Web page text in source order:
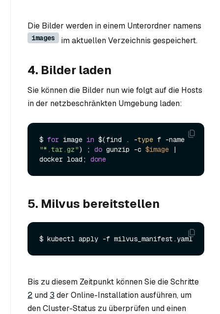
Die Bilder werden in einem Unterordner namens
images im aktuellen Verzeichnis gespeichert.
4. Bilder laden
Sie können die Bilder nun wie folgt auf die Hosts
in der netzbeschränkten Umgebung laden:
$ for image in $(find . -type
f -name
"*.tar.gz") ; do gunzip -c $image |
docker load; done
5. Milvus bereitstellen
Bis zu diesem Zeitpunkt können Sie die Schritte
2 und 3 der Online-Installation ausführen, um
den Cluster-Status zu überprüfen und einen